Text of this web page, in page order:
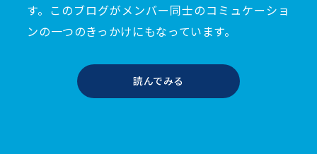
す。このブログがメンバー同士のコミュケーショ
ンの一つのきっかけにもなっています。
読んでみる